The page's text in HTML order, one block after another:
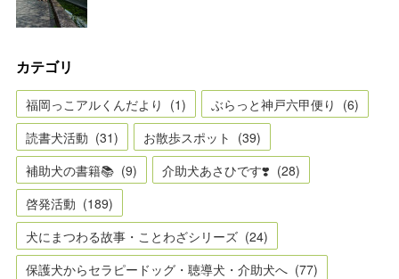
カテゴリ
福岡っこアルくんだより (1) ぶらっと神戸六甲便り (6)
読書犬活動 (31) お散歩スポット (39)
補助犬の書籍📚 (9) 介助犬あさひです❣️ (28)
啓発活動 (189)
犬にまつわる故事・ことわざシリーズ (24)
保護犬からセラピードッグ・聴導犬・介助犬へ (77)